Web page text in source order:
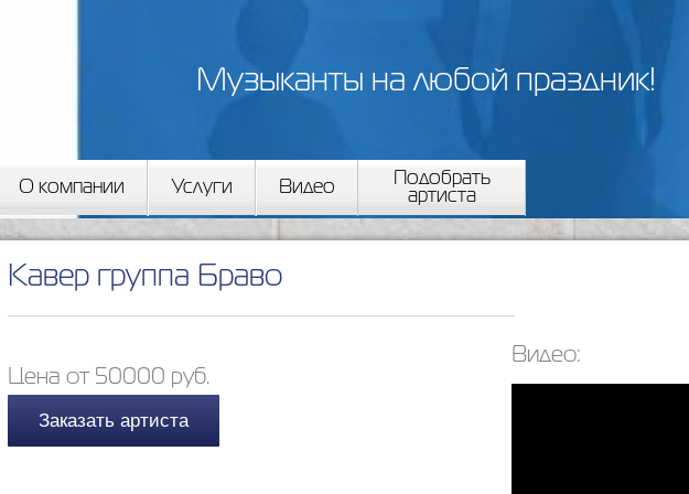
Музыканты на любой праздник!
О компании Услуги Видео
Подобрать
артиста
Кавер группа Браво
Цена от 50000 руб.
Заказать артиста
Видео: